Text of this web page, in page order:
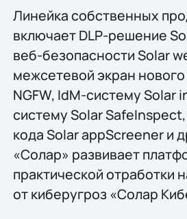
Линейка собственных
включает DLP-решение
веб-безопасности Solar
межсетевой экран
NGFW, IdM-систему Solar
систему Solar
кода Solar appScreener и
«Солар» развивает
практической отработки
от киберугроз «Солар